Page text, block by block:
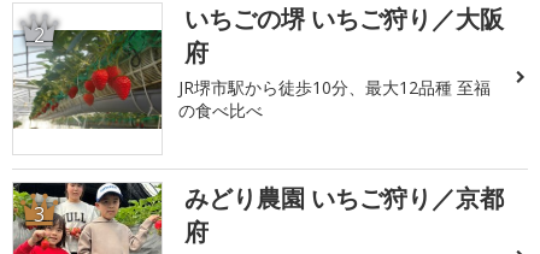
2
いちごの堺 いちご狩り／大阪
府
JR堺市駅から徒歩10分、最大12品種 至福
の食べ比べ
3
みどり農園 いちご狩り／京都
府